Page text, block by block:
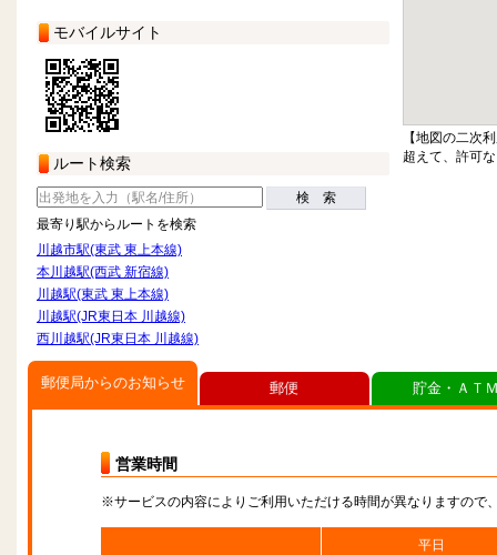
モバイルサイト
ルート検索
検 索
最寄り駅からルートを検索
川越市駅(東武 東上本線)
本川越駅(西武 新宿線)
川越駅(東武 東上本線)
川越駅(JR東日本 川越線)
西川越駅(JR東日本 川越線)
【地図の二次
超えて、許可
郵便局からのお知らせ
営業時間
※サービスの内容によりご利用いただける時間が異なりますので
平日
郵便 貯金・ＡＴ